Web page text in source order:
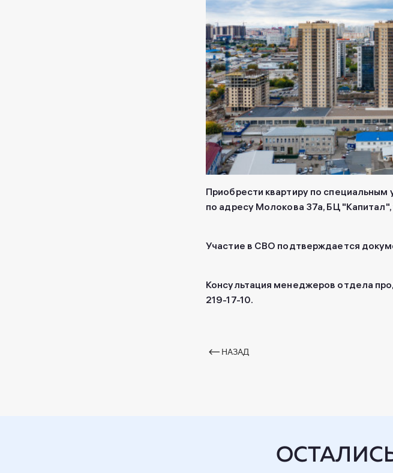
Приобрести квартиру по
по адресу Молокова 37а, БЦ "Капитал",
Участие в СВО подтверждается
Консультация менеджеров отдела
219-17-10.
НАЗАД